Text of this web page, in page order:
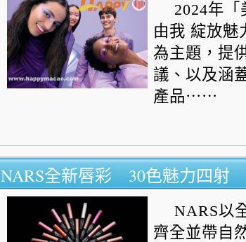
2024年
由我 綻放魅
為主題，提
議、以及涵
產品⋯⋯
NARS全新唇彩 30色魅力四射
NARS以
齊全並帶自